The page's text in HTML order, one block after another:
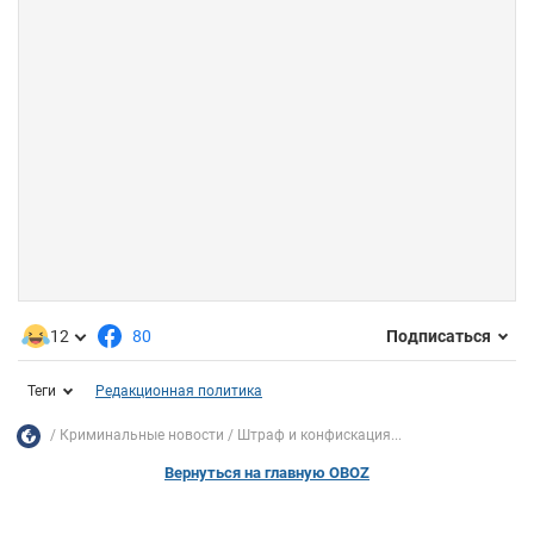
12 80 Подписаться
Теги Редакционная политика
Криминальные новости Штраф и конфискация...
Вернуться на главную OBOZ